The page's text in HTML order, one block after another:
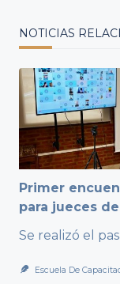
NOTICIAS
Primer
para jueces
Se realizó el
Escuela De